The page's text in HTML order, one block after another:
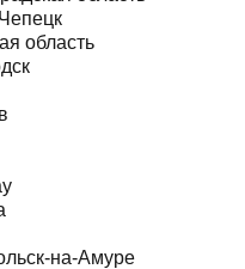
область
на-Амуре